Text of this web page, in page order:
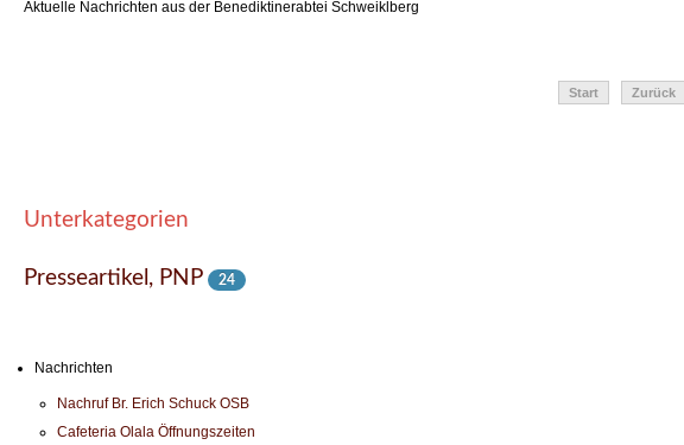
Aktuelle Nachrichten aus der Benediktinerabtei Schweiklberg
Start Zurück
Unterkategorien
Presseartikel, PNP 24
Nachrichten
Nachruf Br. Erich Schuck OSB
Cafeteria Olala Öffnungszeiten